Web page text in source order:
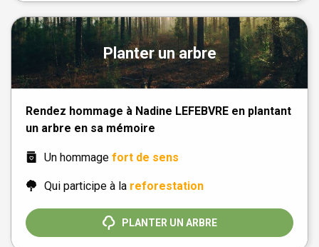
Planter un arbre
Rendez hommage à Nadine LEFEBVRE en plantant
un arbre en sa mémoire
Un hommage fort de sens
Qui participe à la reforestation
PLANTER UN ARBRE